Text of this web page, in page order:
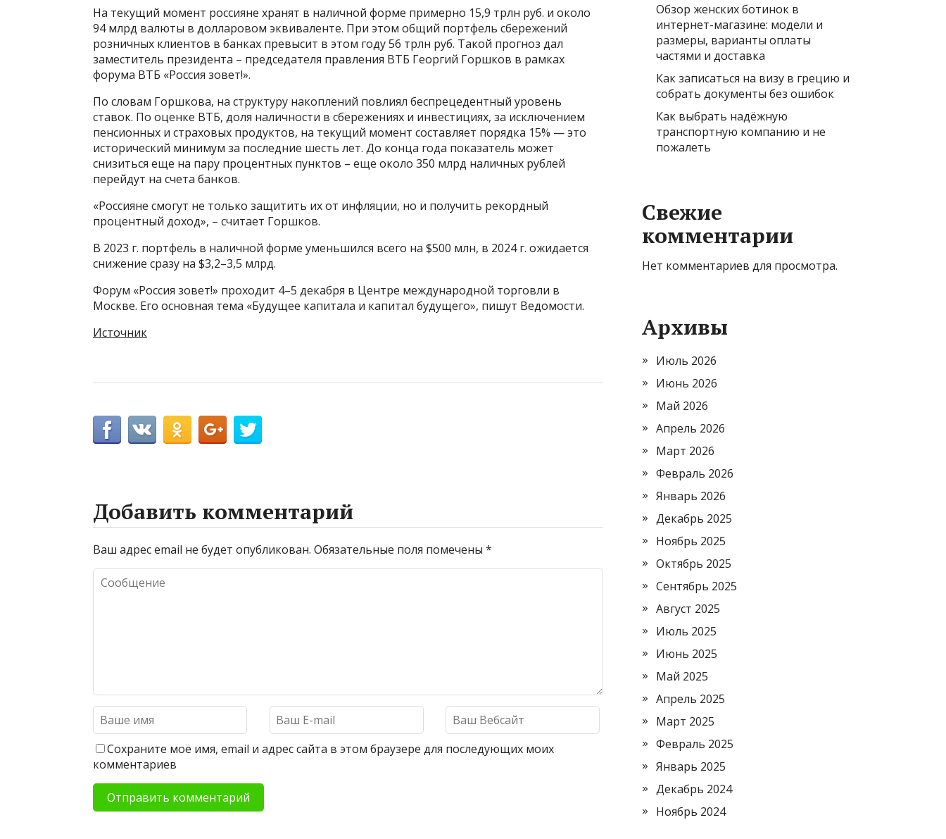
На текущий момент россияне хранят в наличной форме примерно 15,9 трлн руб. и около
94 млрд валюты в долларовом эквиваленте. При этом общий портфель сбережений
розничных клиентов в банках превысит в этом году 56 трлн руб. Такой прогноз дал
заместитель президента – председателя правления ВТБ Георгий Горшков в рамках
форума ВТБ «Россия зовет!».
По словам Горшкова, на структуру накоплений повлиял беспрецедентный уровень
ставок. По оценке ВТБ, доля наличности в сбережениях и инвестициях, за исключением
пенсионных и страховых продуктов, на текущий момент составляет порядка 15% — это
исторический минимум за последние шесть лет. До конца года показатель может
снизиться еще на пару процентных пунктов – еще около 350 млрд наличных рублей
перейдут на счета банков.
«Россияне смогут не только защитить их от инфляции, но и получить рекордный
процентный доход», – считает Горшков.
В 2023 г. портфель в наличной форме уменьшился всего на $500 млн, в 2024 г. ожидается
снижение сразу на $3,2–3,5 млрд.
Форум «Россия зовет!» проходит 4–5 декабря в Центре международной торговли в
Москве. Его основная тема «Будущее капитала и капитал будущего», пишут Ведомости.
Источник
Добавить комментарий
Ваш адрес email не будет опубликован. Обязательные поля помечены *
Сохраните моё имя, email и адрес сайта в этом браузере для последующих моих
комментариев
Обзор женских ботинок в
интернет-магазине: модели и
размеры, варианты оплаты
частями и доставка
Как записаться на визу в грецию и
собрать документы без ошибок
Как выбрать надёжную
транспортную компанию и не
пожалеть
Свежие
комментарии
Нет комментариев для просмотра.
Архивы
Июль 2026
Июнь 2026
Май 2026
Апрель 2026
Март 2026
Февраль 2026
Январь 2026
Декабрь 2025
Ноябрь 2025
Октябрь 2025
Сентябрь 2025
Август 2025
Июль 2025
Июнь 2025
Май 2025
Апрель 2025
Март 2025
Февраль 2025
Январь 2025
Декабрь 2024
Ноябрь 2024